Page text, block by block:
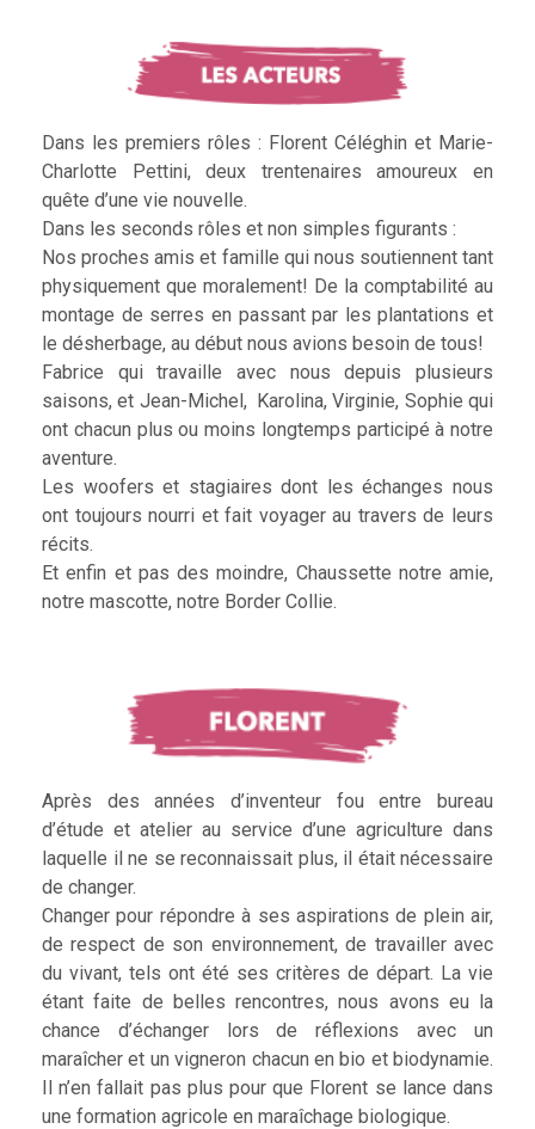
Dans les premiers rôles : Florent Céléghin et Marie-
Charlotte Pettini, deux trentenaires amoureux en
quête d’une vie nouvelle.
Dans les seconds rôles et non simples figurants :
Nos proches amis et famille qui nous soutiennent tant
physiquement que moralement! De la comptabilité au
montage de serres en passant par les plantations et
le désherbage, au début nous avions besoin de tous!
Fabrice qui travaille avec nous depuis plusieurs
saisons, et Jean-Michel, Karolina, Virginie, Sophie qui
ont chacun plus ou moins longtemps participé à notre
aventure.
Les woofers et stagiaires dont les échanges nous
ont toujours nourri et fait voyager au travers de leurs
récits.
Et enfin et pas des moindre, Chaussette notre amie,
notre mascotte, notre Border Collie.
Après des années d’inventeur fou entre bureau
d’étude et atelier au service d’une agriculture dans
laquelle il ne se reconnaissait plus, il était nécessaire
de changer.
Changer pour répondre à ses aspirations de plein air,
de respect de son environnement, de travailler avec
du vivant, tels ont été ses critères de départ. La vie
étant faite de belles rencontres, nous avons eu la
chance d’échanger lors de réflexions avec un
maraîcher et un vigneron chacun en bio et biodynamie.
Il n’en fallait pas plus pour que Florent se lance dans
une formation agricole en maraîchage biologique.